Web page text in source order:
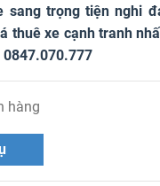
sang trọng tiện nghi
thuê xe cạnh tranh
hàng